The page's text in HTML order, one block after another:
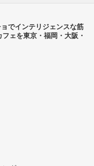
でインテリジェンスな筋
ェを東京・福岡・大阪・